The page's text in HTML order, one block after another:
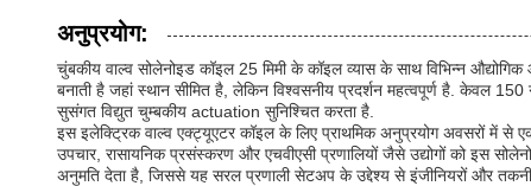
अनुप्रयोग:
चुंबकीय वाल्व सोलेनोइड कॉइल 25 मिमी के कॉइल व्यास के साथ विभिन्न
बनाती है जहां स्थान सीमित है, लेकिन विश्वसनीय प्रदर्शन महत्वपूर्ण है. केवल
सुसंगत विद्युत चुम्बकीय actuation सुनिश्चित करता है.
इस इलेक्ट्रिक वाल्व एक्ट्यूएटर कॉइल के लिए प्राथमिक अनुप्रयोग अवसरों में से
उपचार, रासायनिक प्रसंस्करण और एचवीएसी प्रणालियों जैसे उद्योगों को इस
अनुमति देता है, जिससे यह सरल प्रणाली सेटअप के उद्देश्य से इंजीनियरों और